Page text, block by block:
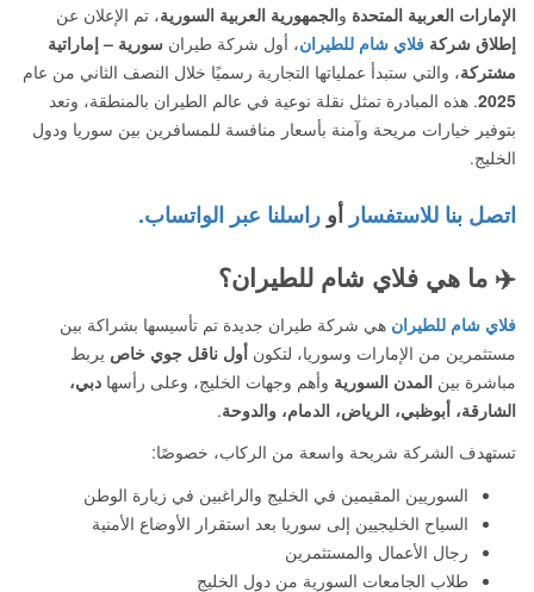
الإمارات العربية المتحدة والجمهورية العربية السورية، تم الإعلان عن
إطلاق شركة فلاي شام للطيران، أول شركة طيران سورية – إماراتية
مشتركة، والتي ستبدأ عملياتها التجارية رسميًا خلال النصف الثاني من عام
2025. هذه المبادرة تمثل نقلة نوعية في عالم الطيران بالمنطقة، وتعد
بتوفير خيارات مريحة وآمنة بأسعار منافسة للمسافرين بين سوريا ودول
الخليج.
اتصل بنا للاستفسار أو راسلنا عبر الواتساب.
✈️ ما هي فلاي شام للطيران؟
فلاي شام للطيران هي شركة طيران جديدة تم تأسيسها بشراكة بين
مستثمرين من الإمارات وسوريا، لتكون أول ناقل جوي خاص يربط
مباشرة بين المدن السورية وأهم وجهات الخليج، وعلى رأسها دبي،
الشارقة، أبوظبي، الرياض، الدمام، والدوحة.
تستهدف الشركة شريحة واسعة من الركاب، خصوصًا:
السوريين المقيمين في الخليج والراغبين في زيارة الوطن
السياح الخليجيين إلى سوريا بعد استقرار الأوضاع الأمنية
رجال الأعمال والمستثمرين
طلاب الجامعات السورية من دول الخليج